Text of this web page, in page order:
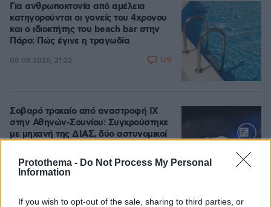
Protothema - Do Not Process My Personal
Information
If you wish to opt-out of the sale, sharing to third parties, or
Για ανθρωποκτονία από αμέλεια
κατηγορούνται οι γονείς του 4χρονου
και ο ιδιοκτήτης του beach bar στην
Πάρο: Πώς έγινε η τραγωδία
08.08.2026, 21:22 120
Σοβαρό τροχαίο από αναστροφή ΙΧ
στην Αθηνών-Σουνίου: Συγκρούστηκε
με μηχανή της ΔΙΑΣ, δύο αστυνομικοί
08.08.2026, 23:07 184